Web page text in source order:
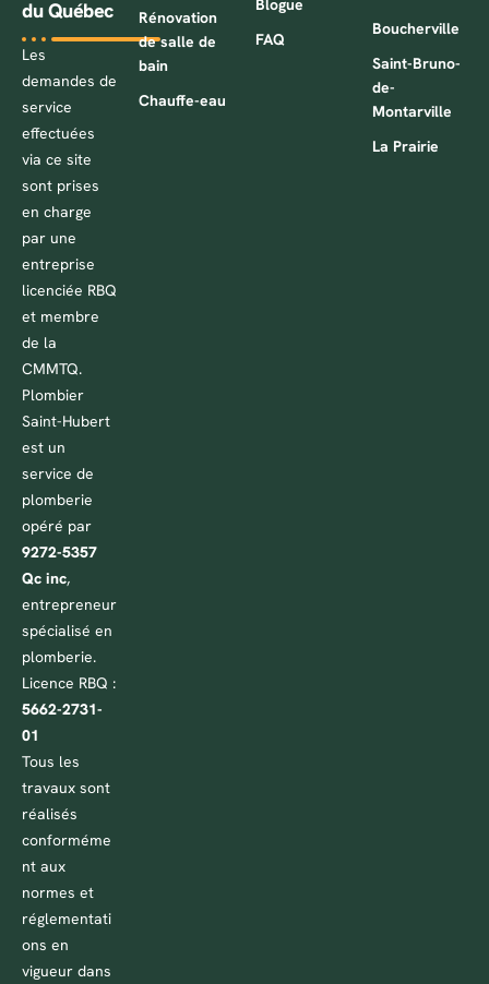
du Québec
Les
demandes de
service
effectuées
via ce site
sont prises
en charge
par une
entreprise
licenciée RBQ
et membre
de la
CMMTQ.
Plombier
Saint-Hubert
est un
service de
plomberie
opéré par
9272-5357
Qc inc,
entrepreneur
spécialisé en
plomberie.
Licence RBQ :
5662-2731-
01
Tous les
travaux sont
réalisés
conforméme
nt aux
normes et
réglementati
ons en
vigueur dans
Rénovation
de salle de
bain
Chauffe-eau
Blogue
FAQ
Boucherville
Saint-Bruno-
de-
Montarville
La Prairie